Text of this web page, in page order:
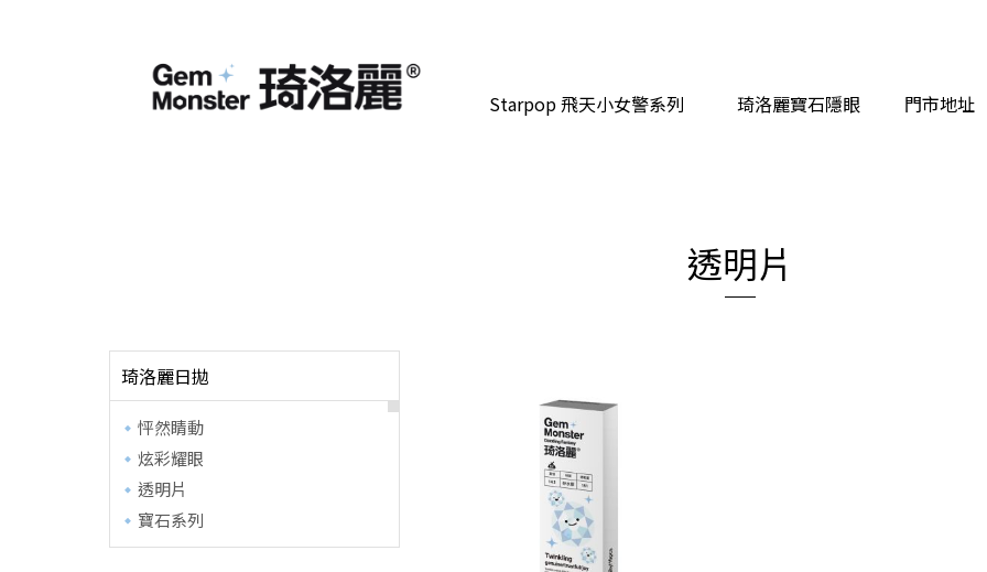
Starpop飛天小女警系列 琦洛麗寶石隱眼 門市地址
透明片
琦洛麗日拋
怦然睛動
炫彩耀眼
透明片
寶石系列